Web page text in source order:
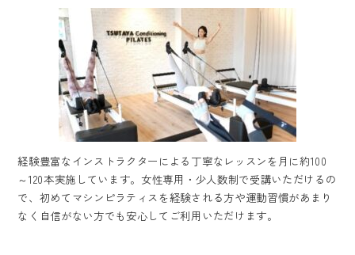
経験豊富なインストラクターによる丁寧なレッスンを月に約100
～120本実施しています。女性専用・少人数制で受講いただけるの
で、初めてマシンピラティスを経験される方や運動習慣があまり
なく自信がない方でも安心してご利用いただけます。